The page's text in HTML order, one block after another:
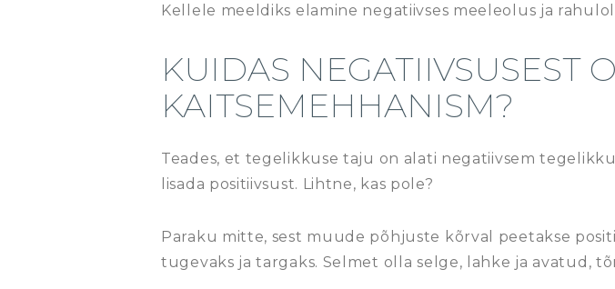
Kellele meeldiks elamine negatiivses meeleolus ja
KUIDAS NEGATIIVSUSEST
KAITSEMEHHANISM?
Teades, et tegelikkuse taju on alati negatiivsem
lisada positiivsust. Lihtne, kas pole?
Paraku mitte, sest muude põhjuste kõrval peetakse
tugevaks ja targaks. Selmet olla selge, lahke ja avatud,